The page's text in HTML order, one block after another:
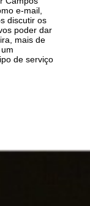
e-mail,
discutir os
poder dar
mais de
de serviço